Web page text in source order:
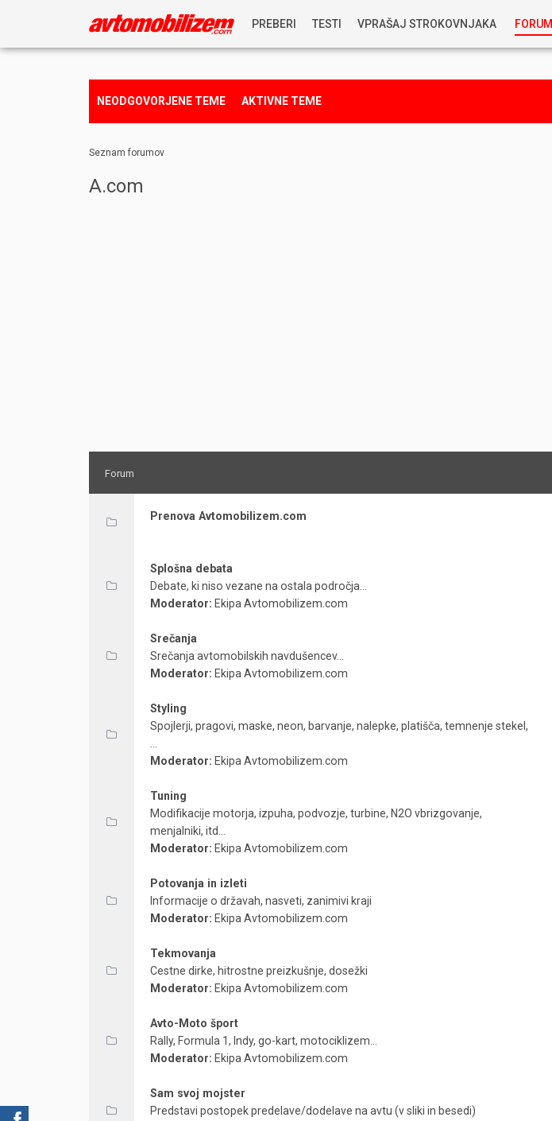
PREBERI TESTI VPRAŠAJ STROKOVNJAKA
KOSTJA PRIHODA
AVTOPLIN
FORUM
NEODGOVORJENE TEME AKTIVNE TEME
Seznam forumov
A.com
Forum
Prenova Avtomobilizem.com
Splošna debata
Debate, ki niso vezane na ostala področja...
Moderator: Ekipa Avtomobilizem.com
Srečanja
Srečanja avtomobilskih navdušencev...
Moderator: Ekipa Avtomobilizem.com
Styling
Spojlerji, pragovi, maske, neon, barvanje, nalepke, platišča, temnenje stekel,
Moderator: Ekipa Avtomobilizem.com
Tuning
Modifikacije motorja, izpuha, podvozje, turbine, N2O vbrizgovanje,
menjalniki, itd...
Moderator: Ekipa Avtomobilizem.com
Potovanja in izleti
Informacije o državah, nasveti, zanimivi kraji
Moderator: Ekipa Avtomobilizem.com
Tekmovanja
Cestne dirke, hitrostne preizkušnje, dosežki
Moderator: Ekipa Avtomobilizem.com
Avto-Moto šport
Rally, Formula 1, Indy, go-kart, motociklizem...
Moderator: Ekipa Avtomobilizem.com
Sam svoj mojster
Predstavi postopek predelave/dodelave na avtu (v sliki in besedi)